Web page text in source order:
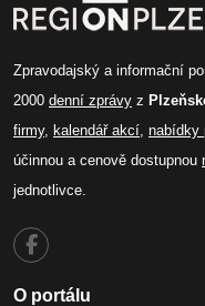
Zpravodajský a informační
2000 denní zprávy z
firmy, kalendář akcí, nabídky
účinnou a cenově dostupnou
jednotlivce.
O portálu